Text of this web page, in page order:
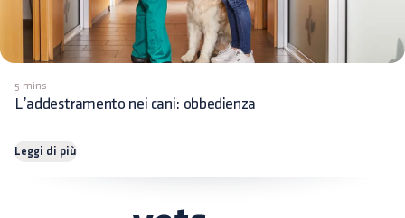
5 mins
L’addestramento nei cani: obbedienza
Leggi di più